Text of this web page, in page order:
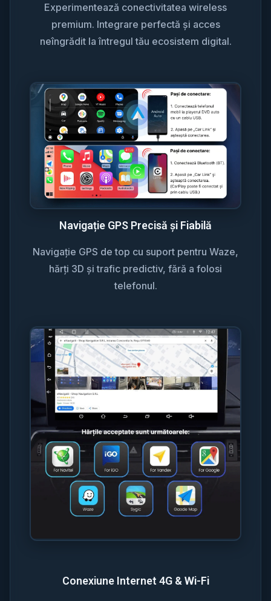
Experimentează conectivitatea wireless
premium. Integrare perfectă și acces
neîngrădit la întregul tău ecosistem digital.
Navigație GPS Precisă și Fiabilă
Navigație GPS de top cu suport pentru Waze,
hărți 3D și trafic predictiv, fără a folosi
telefonul.
Conexiune Internet 4G & Wi-Fi